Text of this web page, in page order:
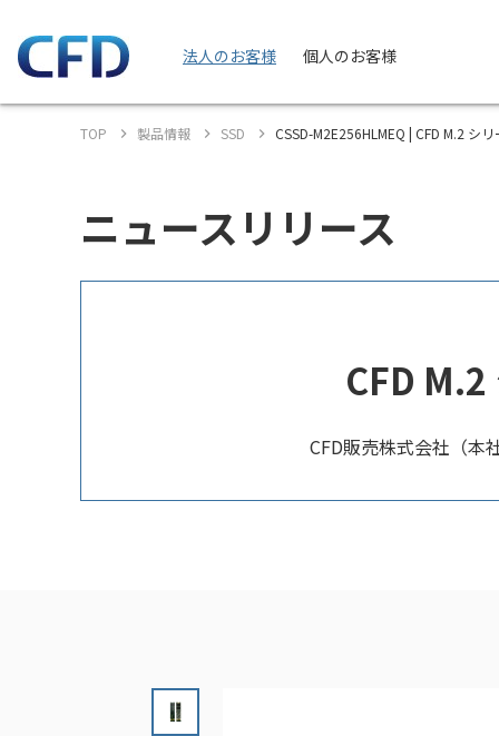
法人のお客様 個人のお客様
TOP 製品情報 SSD CSSD-M2E256HLMEQ | CFD M.2 シ
ニュースリリース
CFD
CFD販売株式会社（本